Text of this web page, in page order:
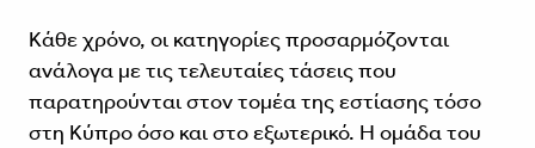
Κάθε χρόνο, οι κατηγορίες προσαρμόζονται
ανάλογα με τις τελευταίες τάσεις που
παρατηρούνται στον τομέα της εστίασης τόσο
στη Κύπρο όσο και στο εξωτερικό. Η ομάδα του